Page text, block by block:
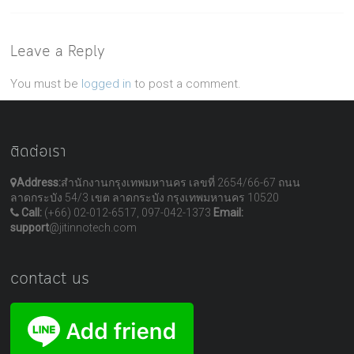
Leave a Reply
You must be logged in to post a comment.
ติดต่อเรา
Address:สำนักงานกรุงเทพมหานคร เลขที่ 2654/66-67 ถนน
ลาดกระบัง 54/3 เขต ลาดกระบัง กรุงเทพมหานคร 10520
Call: (+66) 02-012-6517, 097-042-1373 Email:
support@jitinnotech.com
contact us